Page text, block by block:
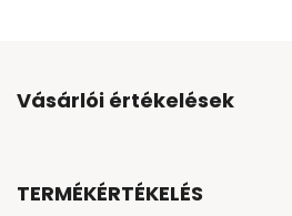
Vásárlói értékelések
TERMÉKÉRTÉKELÉS